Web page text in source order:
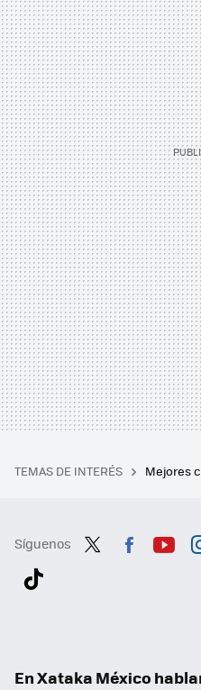
TEMAS DE INTERÉS Mejores
Síguenos
En Xataka México